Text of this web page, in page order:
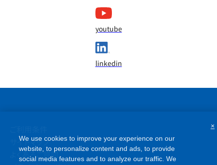
youtube
linkedin
サイトマップ
よくあるご質問
We use cookies to improve your experience on our
website, to personalize content and ads, to provide
social media features and to analyze our traffic. We
×